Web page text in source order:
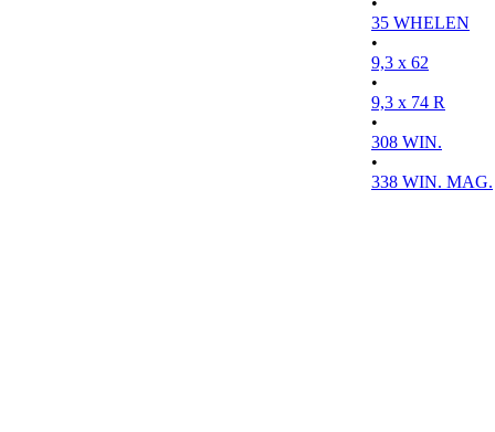
35 WHELEN
•
9,3 x 62
•
9,3 x 74 R
•
308 WIN.
•
338 WIN. MAG.